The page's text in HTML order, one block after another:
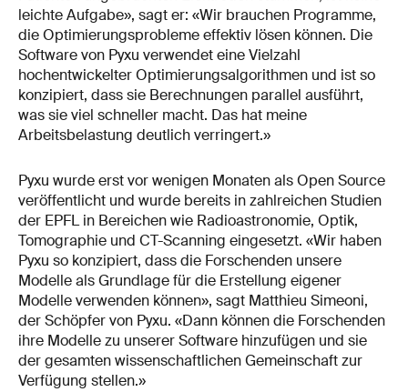
leichte Aufgabe», sagt er: «Wir brauchen Programme,
die Optimierungsprobleme effektiv lösen können. Die
Software von Pyxu verwendet eine Vielzahl
hochentwickelter Optimierungsalgorithmen und ist so
konzipiert, dass sie Berechnungen parallel ausführt,
was sie viel schneller macht. Das hat meine
Arbeitsbelastung deutlich verringert.»
Pyxu wurde erst vor wenigen Monaten als Open Source
veröffentlicht und wurde bereits in zahlreichen Studien
der EPFL in Bereichen wie Radioastronomie, Optik,
Tomographie und CT-Scanning eingesetzt. «Wir haben
Pyxu so konzipiert, dass die Forschenden unsere
Modelle als Grundlage für die Erstellung eigener
Modelle verwenden können», sagt Matthieu Simeoni,
der Schöpfer von Pyxu. «Dann können die Forschenden
ihre Modelle zu unserer Software hinzufügen und sie
der gesamten wissenschaftlichen Gemeinschaft zur
Verfügung stellen.»